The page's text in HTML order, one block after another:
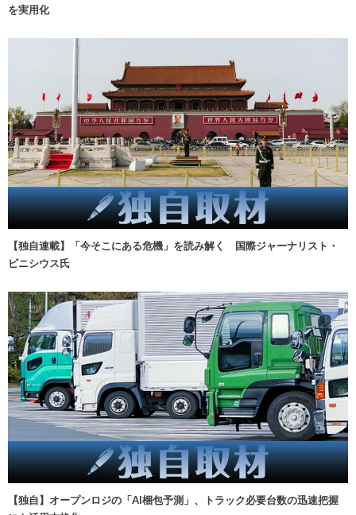
を実用化
【独自連載】「今そこにある危機」を読み解く 国際ジャーナリスト・
ビニシウス氏
【独自】オープンロジの「AI梱包予測」、トラック必要台数の迅速把握